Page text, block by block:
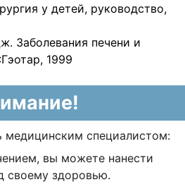
у детей, руководство,
Заболевания печени и
1999
медицинским специалистом:
вы можете нанести
своему здоровью.